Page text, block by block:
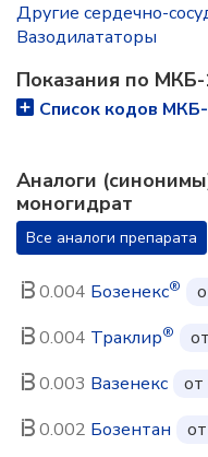
Другие сердечно-
Вазодилататоры
Показания по
Список кодов
Аналоги
моногидрат
Все аналоги препарата
0.004 Бозенекс®
0.004 Траклир®
0.003 Вазенекс
0.002 Бозентан